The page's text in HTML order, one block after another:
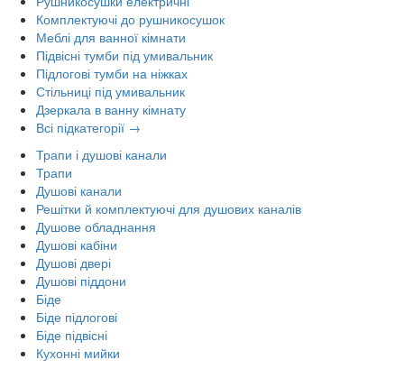
Комплектуючі до рушникосушок
Меблі для ванної кімнати
Підвісні тумби під умивальник
Підлогові тумби на ніжках
Стільниці під умивальник
Дзеркала в ванну кімнату
Всі підкатегорії →
Трапи і душові канали
Трапи
Душові канали
Решітки й комплектуючі для душових каналів
Душове обладнання
Душові кабіни
Душові двері
Душові піддони
Біде
Біде підлогові
Біде підвісні
Кухонні мийки